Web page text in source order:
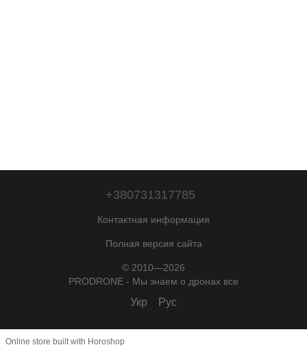
+380731317785
Контактная информация
Полная версия сайта
© 2010—2026
PRODRONE - Мы знаем о дронах все
Укр Рус
Online store built with Horoshop